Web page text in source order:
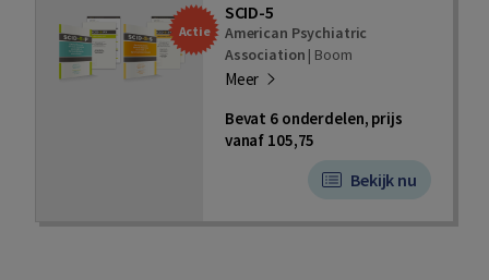
Actie
SCID-5
American Psychiatric
Association | Boom
Meer
Bevat 6 onderdelen, prijs
vanaf 105,75
Bekijk nu